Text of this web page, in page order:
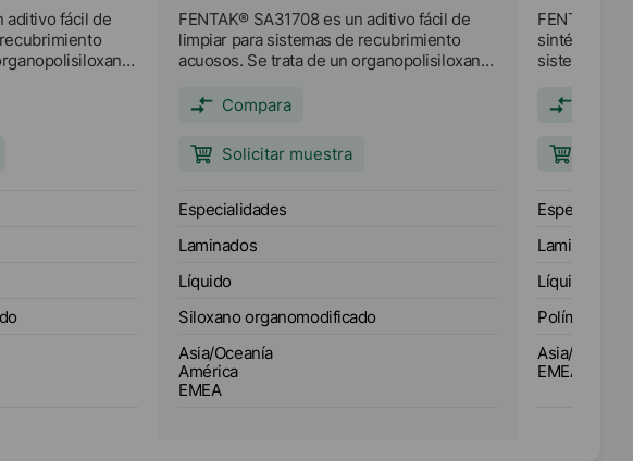
aditivo fácil de
en un soporte
FENTAK® SA31708 es un aditivo fácil de
limpiar para sistemas de recubrimiento
acuosos. Se trata de un organopolisiloxano
ingeniería, que se presenta en un soporte
Compara
Solicitar muestra
Especialidades
Laminados
Líquido
Siloxano organomodificado
Asia/Oceanía
América
EMEA
FENTAK®
sintético
sistemas de
puede
aluminio o
Laminados
Líquido
Polímero
Asia/Oceanía
EMEA